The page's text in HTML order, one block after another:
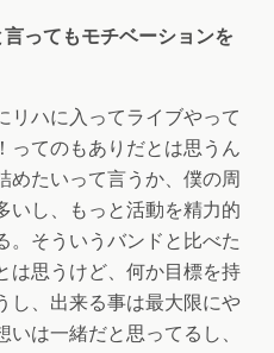
ってもモチベーションを
リハに入ってライブやって
ってのもありだとは思うん
めたいって言うか、僕の周
いし、もっと活動を精力的
。そういうバンドと比べた
は思うけど、何か目標を持
し、出来る事は最大限にや
は一緒だと思ってるし、